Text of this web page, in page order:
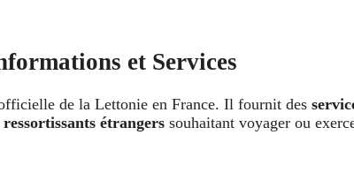
et Services
de la Lettonie en France. Il fournit des
étrangers souhaitant voyager ou